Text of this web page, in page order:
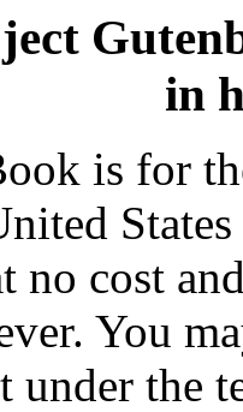
in
is for
no cost
You
under the